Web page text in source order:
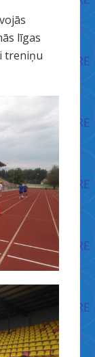
līgas
treniņu